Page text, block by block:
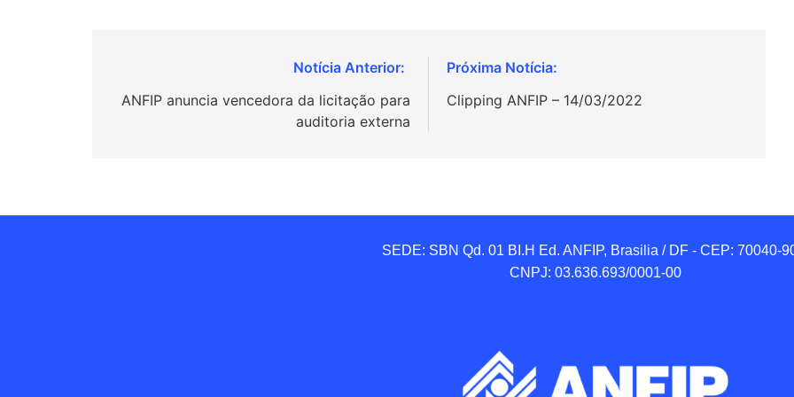
de
ANFIP anuncia vencedora da licitação para
auditoria externa
Clipping ANFIP – 14/03/2022
SEDE: SBN Qd. 01 BI.H Ed. ANFIP, Brasilia / DF - CEP: 70040-
CNPJ: 03.636.693/0001-00